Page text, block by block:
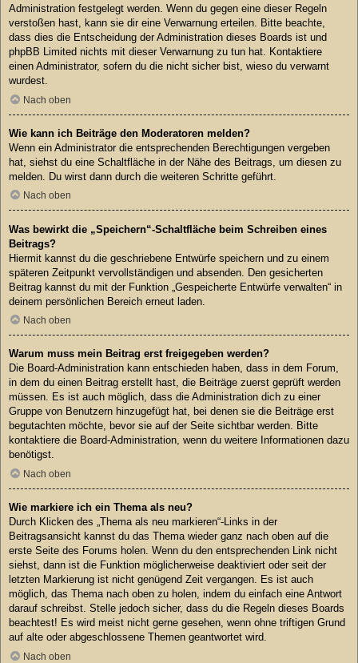
Administration festgelegt werden. Wenn du gegen eine dieser Regeln
verstoßen hast, kann sie dir eine Verwarnung erteilen. Bitte beachte,
dass dies die Entscheidung der Administration dieses Boards ist und
phpBB Limited nichts mit dieser Verwarnung zu tun hat. Kontaktiere
einen Administrator, sofern du die nicht sicher bist, wieso du verwarnt
wurdest.
Nach oben
Wie kann ich Beiträge den Moderatoren melden?
Wenn ein Administrator die entsprechenden Berechtigungen vergeben
hat, siehst du eine Schaltfläche in der Nähe des Beitrags, um diesen zu
melden. Du wirst dann durch die weiteren Schritte geführt.
Nach oben
Was bewirkt die „Speichern“-Schaltfläche beim Schreiben eines
Beitrags?
Hiermit kannst du die geschriebene Entwürfe speichern und zu einem
späteren Zeitpunkt vervollständigen und absenden. Den gesicherten
Beitrag kannst du mit der Funktion „Gespeicherte Entwürfe verwalten“ in
deinem persönlichen Bereich erneut laden.
Nach oben
Warum muss mein Beitrag erst freigegeben werden?
Die Board-Administration kann entschieden haben, dass in dem Forum,
in dem du einen Beitrag erstellt hast, die Beiträge zuerst geprüft werden
müssen. Es ist auch möglich, dass die Administration dich zu einer
Gruppe von Benutzern hinzugefügt hat, bei denen sie die Beiträge erst
begutachten möchte, bevor sie auf der Seite sichtbar werden. Bitte
kontaktiere die Board-Administration, wenn du weitere Informationen dazu
benötigst.
Nach oben
Wie markiere ich ein Thema als neu?
Durch Klicken des „Thema als neu markieren“-Links in der
Beitragsansicht kannst du das Thema wieder ganz nach oben auf die
erste Seite des Forums holen. Wenn du den entsprechenden Link nicht
siehst, dann ist die Funktion möglicherweise deaktiviert oder seit der
letzten Markierung ist nicht genügend Zeit vergangen. Es ist auch
möglich, das Thema nach oben zu holen, indem du einfach eine Antwort
darauf schreibst. Stelle jedoch sicher, dass du die Regeln dieses Boards
beachtest! Es wird meist nicht gerne gesehen, wenn ohne triftigen Grund
auf alte oder abgeschlossene Themen geantwortet wird.
Nach oben